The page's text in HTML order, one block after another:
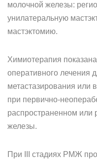
молочной железы:
унилатеральную
мастэктомию.
Химиотерапия
оперативного лечения
метастазирования или
при первично-
распространенном или
железы.
При III стадиях РМЖ